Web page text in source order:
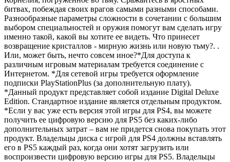
битвах, побеждая своих врагов самыми разными способами.
Разнообразные параметры сложности в сочетании с большим
выбором специальностей и оружия помогут вам сделать игру
именно такой, какой вы хотите ее видеть. Что принесет
возвращение кристаллов - мирную жизнь или новую тьму?. .
Или, может быть, нечто совсем иное?*Для доступа к
различным игровым материалам требуется соединение с
Интернетом. *Для сетевой игры требуется оформление
подписки PlayStationPlus (за дополнительную плату).
*Данный продукт представляет собой издание Digital Deluxe
Edition. Стандартное издание является отдельным продуктом.
*Если у вас уже есть версия этой игры для PS4, вы можете
получить ее цифровую версию для PS5 без каких-либо
дополнительных затрат – вам не придется снова покупать этот
продукт. Владельцы диска с игрой для PS4 должны вставлять
его в PS5 каждый раз, когда они хотят загрузить или
воспроизвести цифровую версию игры для PS5. Владельцы